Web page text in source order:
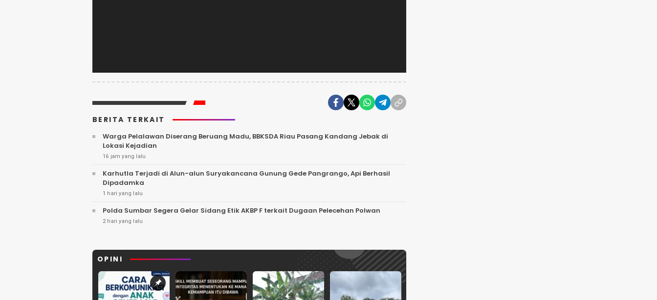
BERITA TERKAIT
Warga Pelalawan Diserang Beruang Madu, BBKSDA Riau Pasang Kandang Jebak di
Lokasi Kejadian
16 jam yang lalu
Karhutla Terjadi di Alun-alun Suryakancana Gunung Gede Pangrango, Api Berhasil
Dipadamka
1 hari yang lalu
Polda Sumbar Segera Gelar Sidang Etik AKBP F terkait Dugaan Pelecehan Polwan
2 hari yang lalu
OPINI